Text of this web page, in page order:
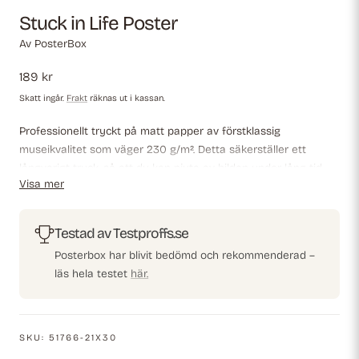
Stuck in Life Poster
Av PosterBox
Ordinarie
pris
189 kr
Skatt ingår. Frakt räknas ut i kassan.
Professionellt tryckt på matt papper av förstklassig
museikvalitet som väger 230 g/m². Detta säkerställer ett
FSC-certifierat papper®, vilket garanterar att papperet
Visa mer
Testad av Testproffs.se
Posterbox har blivit bedömd och rekommenderad –
läs hela testet här.
SKU: 51766-21X30